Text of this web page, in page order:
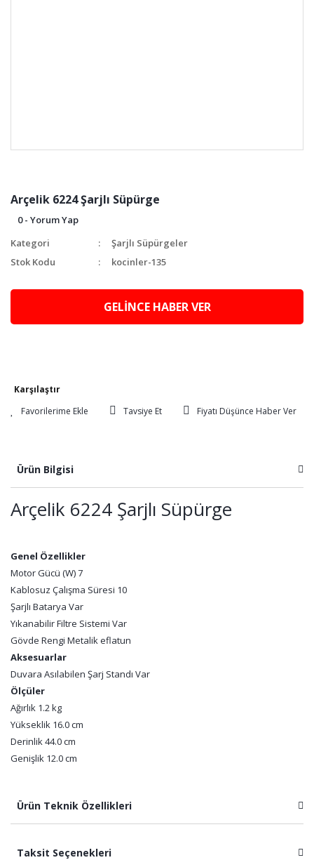
Arçelik 6224 Şarjlı Süpürge
0 - Yorum Yap
Kategori
Şarjlı Süpürgeler
Stok Kodu
kocinler-135
GELİNCE HABER VER
Karşılaştır
Tavsiye Et
Fiyatı Düşünce Haber Ver
Ürün Bilgisi
Arçelik 6224 Şarjlı Süpürge
Genel Özellikler
Motor Gücü (W) 7
Kablosuz Çalışma Süresi 10
Şarjlı Batarya Var
Yıkanabilir Filtre Sistemi Var
Gövde Rengi Metalik eflatun
Aksesuarlar
Duvara Asılabilen Şarj Standı Var
Ölçüler
Ağırlık 1.2 kg
Yükseklik 16.0 cm
Derinlik 44.0 cm
Genişlik 12.0 cm
Ürün Teknik Özellikleri
Taksit Seçenekleri